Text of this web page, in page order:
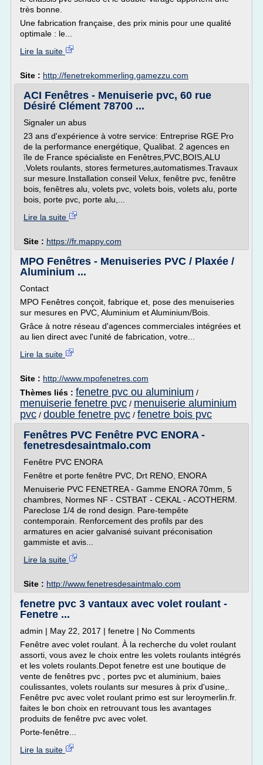
très bonne.
Une fabrication française, des prix minis pour une qualité
optimale : le...
Lire la suite
Site : http://fenetrekommerling.gamezzu.com
ACI Fenêtres - Menuiserie pvc, 60 rue
Désiré Clément 78700 ...
Signaler un abus
23 ans d'expérience à votre service: Entreprise RGE Pro
de la performance energétique, Qualibat. 2 agences en
île de France spécialiste en Fenêtres,PVC,BOIS,ALU
.Volets roulants, stores fermetures,automatismes.Travaux
sur mesure.Installation conseil Velux, fenêtre pvc, fenêtre
bois, fenêtres alu, volets pvc, volets bois, volets alu, porte
bois, porte pvc, porte alu,...
Lire la suite
Site : https://fr.mappy.com
MPO Fenêtres - Menuiseries PVC / Plaxée /
Aluminium ...
Contact
MPO Fenêtres conçoit, fabrique et, pose des menuiseries
sur mesures en PVC, Aluminium et Aluminium/Bois.
Grâce à notre réseau d'agences commerciales intégrées et
au lien direct avec l'unité de fabrication, votre...
Lire la suite
Site : http://www.mpofenetres.com
Thèmes liés : fenetre pvc ou aluminium /
menuiserie fenetre pvc / menuiserie aluminium
pvc / double fenetre pvc / fenetre bois pvc
Fenêtres PVC Fenêtre PVC ENORA -
fenetresdesaintmalo.com
Fenêtre PVC ENORA
Fenêtre et porte fenêtre PVC, Drt RENO, ENORA
Menuiserie PVC FENETREA - Gamme ENORA 70mm, 5
chambres, Normes NF - CSTBAT - CEKAL - ACOTHERM.
Pareclose 1/4 de rond design. Pare-tempête
contemporain. Renforcement des profils par des
armatures en acier galvanisé suivant préconisation
gammiste et avis...
Lire la suite
Site : http://www.fenetresdesaintmalo.com
fenetre pvc 3 vantaux avec volet roulant -
Fenetre ...
admin | May 22, 2017 | fenetre | No Comments
Fenêtre avec volet roulant. À la recherche du volet roulant
assorti, vous avez le choix entre les volets roulants intégrés
et les volets roulants.Depot fenetre est une boutique de
vente de fenêtres pvc , portes pvc et aluminium, baies
coulissantes, volets roulants sur mesures à prix d'usine,.
Fenêtre pvc avec volet roulant primo est sur leroymerlin.fr.
faites le bon choix en retrouvant tous les avantages
produits de fenêtre pvc avec volet.
Porte-fenêtre...
Lire la suite